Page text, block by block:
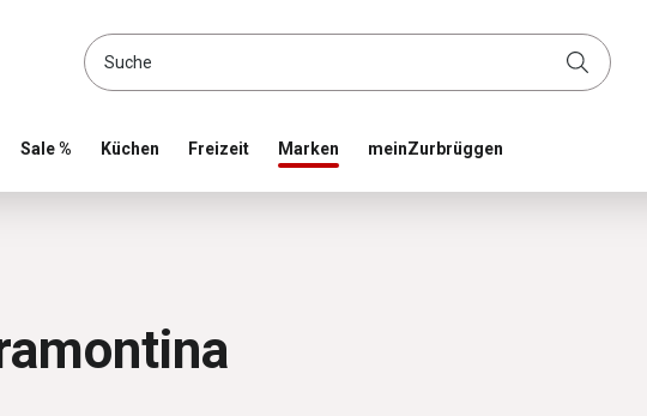
and shop online
Sale % Küchen Freizeit Marken meinZurbrüggen